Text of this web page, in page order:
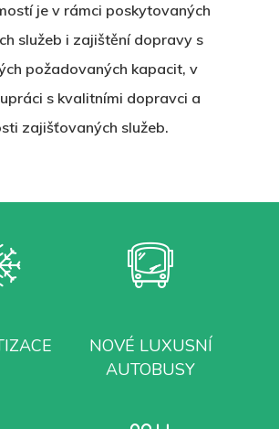
to search or ESC to close
je v rámci poskytovaných
služeb i zajištění dopravy s
požadovaných kapacit, v
s kvalitními dopravci a
zajišťovaných služeb.
NOVÉ LUXUSNÍ
AUTOBUSY